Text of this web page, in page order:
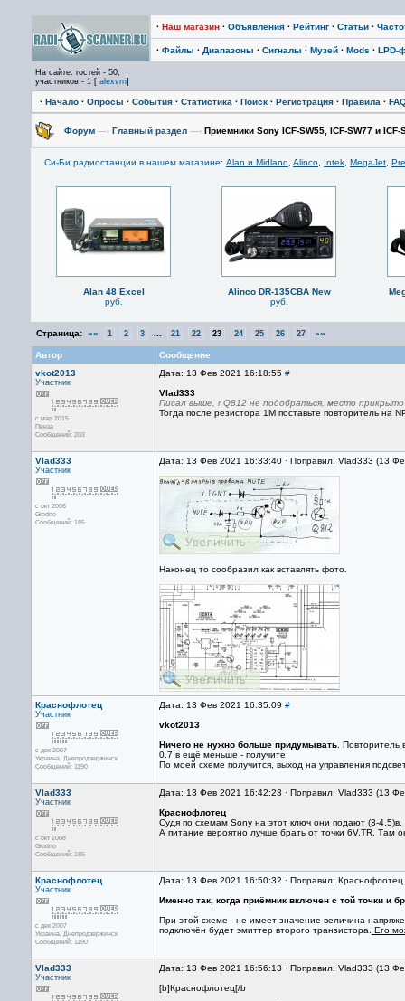
· Наш магазин · Объявления · Рейтинг · Статьи ·
· Файлы · Диапазоны · Сигналы · Музей · Mods · LPD-
На сайте: гостей - 50,
участников - 1 [ alexvrn]
· Начало · Опросы · События · Статистика · Поиск · Регистрация · Правила ·
Форум —› Главный раздел —› Приемники Sony ICF-SW55, ICF-SW77 и ICF-
Си-Би радиостанции в нашем магазине: Alan и Midland Alinco Intek MegaJet
Alan 48 Excel
руб.
Alinco DR-135CBA New
руб.
Страница: «« 1 2 3 21 22 23 24 25 26 27 »»
Автор
Сообщение
vkot2013
Участник
с мар 2015
Пенза
Сообщений: 203
Дата: 13 Фев 2021 16:18:55 #
Vlad333
Писал выше, r Q812 не подобраться, место
Тогда после резистора 1М поставьте повторитель на
Vlad333
Участник
с окт 2008
Grodno
Сообщений: 185
Дата: 13 Фев 2021 16:33:40 · Поправил: Vlad333 (13
Наконец то сообразил как вставлять фото.
Краснофлотец
Участник
с дек 2007
Украина, Днепродзержинск
Сообщений: 1190
Дата: 13 Фев 2021 16:35:09 #
vkot2013
Ничего не нужно больше придумывать .
0.7 в ещё меньше - получите.
По моей схеме получится, выход на управления
Vlad333
Участник
с окт 2008
Grodno
Сообщений: 185
Дата: 13 Фев 2021 16:42:23 · Поправил: Vlad333 (13
Краснофлотец
Судя по схемам Sony на этот ключ они подают (3-4,5)в.
А питание вероятно лучше брать от точки 6V.TR. Там
Краснофлотец
Участник
с дек 2007
Украина, Днепродзержинск
Сообщений: 1190
Дата: 13 Фев 2021 16:50:32 · Поправил:
Именно так, когда приёмник включен с той точки и
При этой схеме - не имеет значение величина
подключён будет эмиттер второго транзистора.
Его
Vlad333
Участник
Дата: 13 Фев 2021 16:56:13 · Поправил: Vlad333 (13
[b]Краснофлотец[/b